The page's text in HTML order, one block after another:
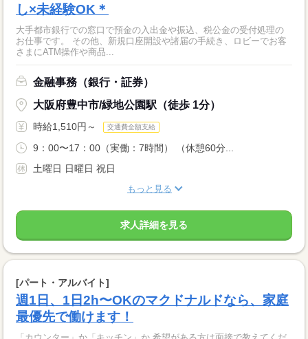
し×未経験OK＊
大手都市銀行での窓口で預金の入出金や振込、税公金の受付処理の
お仕事です。 その他、新規口座開設や諸届の手続き、ロビーでお客
さまにATM操作や商品...
金融事務（銀行・証券）
大阪府豊中市/緑地公園駅（徒歩 1分）
時給1,510円～ 交通費全額支給
9：00〜17：00（実働：7時間） （休憩60分...
土曜日 日曜日 祝日
もっと見る
求人詳細を見る
[パート・アルバイト]
週1日、1日2h〜OKのマクドナルドなら、家庭
最優先で働けます！